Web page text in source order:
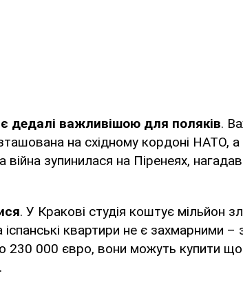
дедалі важливішою для поляків.
на східному кордоні НАТО, а
війна зупинилася на Піренеях,
. У Кракові студія коштує мільйон
квартири не є захмарними –
230 000 євро, вони можуть купити